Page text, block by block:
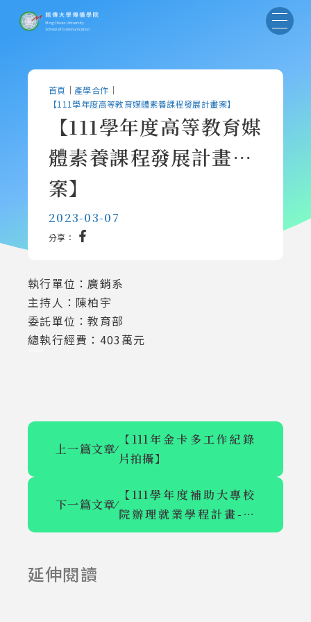
首頁 ｜ 產學合作 ｜
【111學年度高等教育媒體素養課程發展計畫案】
【111學年度高等教育媒
體素養課程發展計畫
案】
2023-03-07
分享：
執行單位：廣銷系
主持人：陳柏宇
委託單位：教育部
總執行經費：403萬元
上一篇文章⁄
【111年金卡多工作紀錄
片拍攝】
下一篇文章⁄
【111學年度補助大專校
院辦理就業學程計畫-數
位公關與品牌設計人才學
延伸閱讀
【111年食農教
般型-社會
2023-03-07
【亞洲共創品